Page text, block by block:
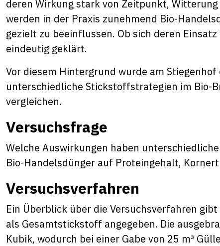
deren Wirkung stark von Zeitpunkt,
werden in der Praxis zunehmend Bio-
gezielt zu beeinflussen. Ob sich deren
eindeutig geklärt.
Vor diesem Hintergrund wurde am
unterschiedliche Stickstoffstrategien im Bio-
vergleichen.
Versuchsfrage
Welche Auswirkungen haben
Bio-Handelsdünger auf Proteingehalt,
Versuchsverfahren
Ein Überblick über die Versuchsverfahren
als Gesamtstickstoff angegeben. Die
Kubik, wodurch bei einer Gabe von 25 m³